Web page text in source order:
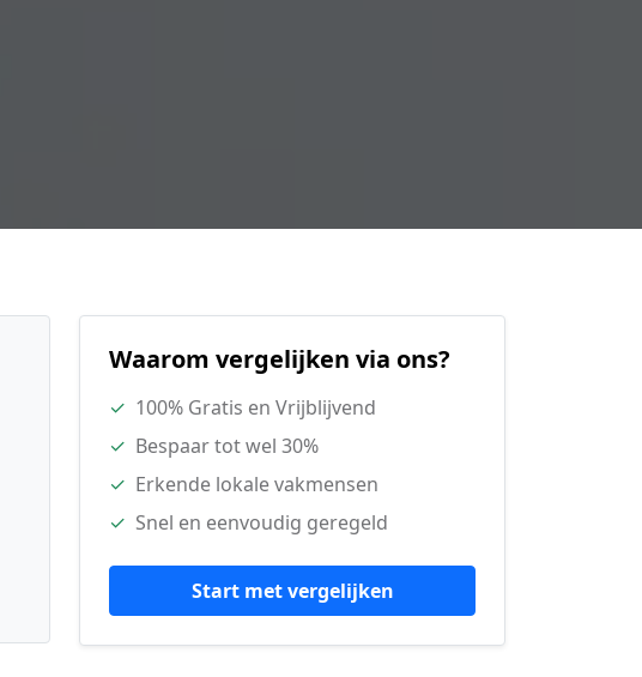
Waarom vergelijken via ons?
✓ 100% Gratis en Vrijblijvend
✓ Bespaar tot wel 30%
✓ Erkende lokale vakmensen
✓ Snel en eenvoudig geregeld
Start met vergelijken